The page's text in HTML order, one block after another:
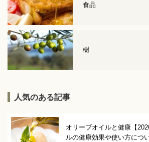
食品
樹
人気のある記事
オリーブオイルと健康【
ルの健康効果や使い方につ